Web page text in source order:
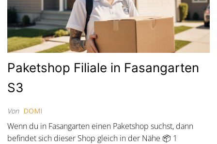
Paketshop Filiale in Fasangarten
S3
Von DOMI
Wenn du in Fasangarten einen Paketshop suchst, dann
befindet sich dieser Shop gleich in der Nähe 📦 1